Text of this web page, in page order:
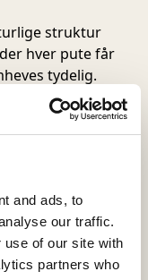
and ads, to
our traffic.
use of our site with
partners who
struktur
hver pute får
tydelig.
av
smidig og
av ved behov for